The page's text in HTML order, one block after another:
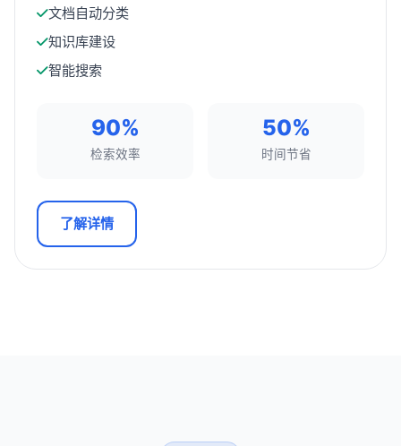
文档自动分类
知识库建设
智能搜索
90%
检索效率
50%
时间节省
了解详情